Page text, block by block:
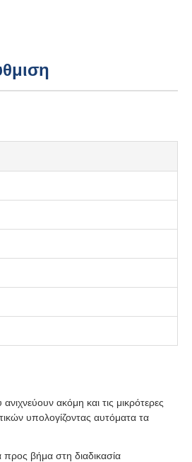
ακόμη και τις μικρότερες
υπολογίζοντας αυτόματα τα
προς βήμα στη διαδικασία